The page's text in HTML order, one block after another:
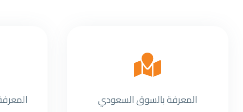
المعرفة بالسوق السعودي